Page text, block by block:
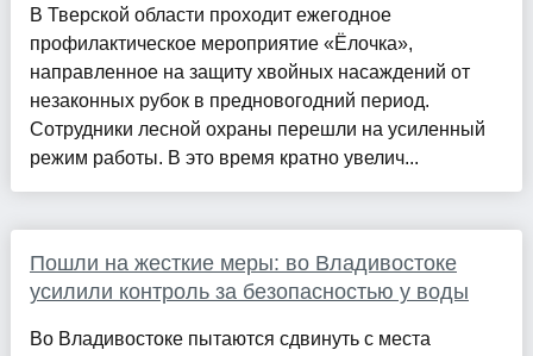
В Тверской области проходит ежегодное
профилактическое мероприятие «Ёлочка»,
направленное на защиту хвойных насаждений от
незаконных рубок в предновогодний период.
Сотрудники лесной охраны перешли на усиленный
режим работы. В это время кратно увелич...
Пошли на жесткие меры: во Владивостоке
усилили контроль за безопасностью у воды
Во Владивостоке пытаются сдвинуть с места